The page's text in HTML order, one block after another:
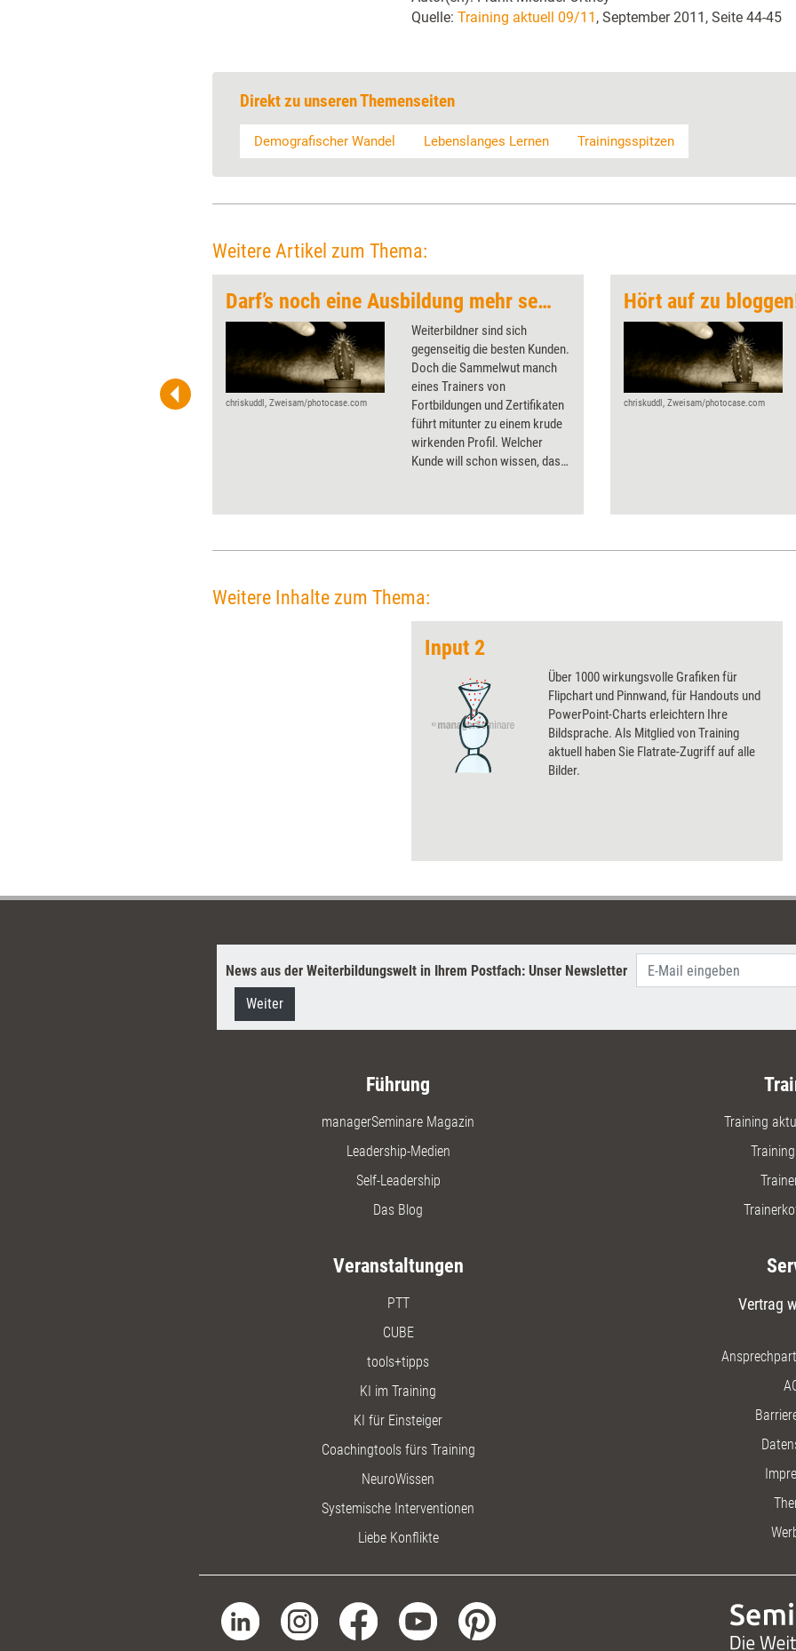
Quelle: Training aktuell 09/11 , September 2011, Seite 44-45
Direkt zu unseren Themenseiten
Demografischer Wandel Lebenslanges Lernen Trainingsspitzen
Weitere Artikel zum Thema:
innerlich daran gewachsen ist.
Darf’s noch eine Ausbildung mehr sein?
chriskuddl, Zweisam/photocase.com
Weiterbildner sind sich
gegenseitig die besten Kunden.
Doch die Sammelwut manch
eines Trainers von
Fortbildungen und Zertifikaten
führt mitunter zu einem krude
wirkenden Profil. Welcher
Kunde will schon wissen, dass
gelernt hat?
Hört auf zu
chriskuddl, Zweisam/photocase.com
Weitere Inhalte zum Thema:
Input 2
Über 1000 wirkungsvolle Grafiken für
Flipchart und Pinnwand, für Handouts und
PowerPoint-Charts erleichtern Ihre
Bildsprache. Als Mitglied von Training
aktuell haben Sie Flatrate-Zugriff auf alle
Bilder.
News aus der Weiterbildungswelt in Ihrem Postfach: Unser Newsletter
Weiter
Führung
managerSeminare Magazin
Leadership-Medien
Self-Leadership
Das Blog
Training
Veranstaltungen
PTT
CUBE
tools+tipps
KI im Training
KI für Einsteiger
Coachingtools fürs Training
NeuroWissen
Systemische Interventionen
Liebe Konflikte
Vertrag